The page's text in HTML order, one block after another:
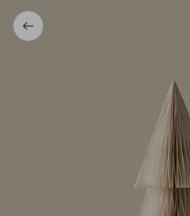
stronę
Powrót